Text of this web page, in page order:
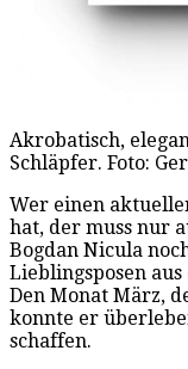
Akrobatisch,
Schläpfer. Foto:
Wer einen
hat, der muss nur
Bogdan Nicula
Lieblingsposen
Den Monat März,
konnte er
schaffen.